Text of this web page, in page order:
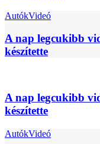
AutókVideó
A nap legcukibb
készítette
A nap legcukibb
készítette
AutókVideó